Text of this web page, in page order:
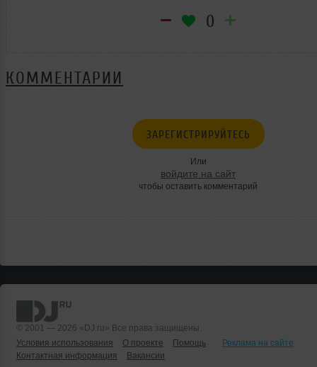
0
КОММЕНТАРИИ
ЗАРЕГИСТРИРУЙТЕСЬ
Или
войдите на сайт
чтобы оставить комментарий
© 2001 — 2026 «DJ.ru» Все права защищены.
Условия использования
О проекте Помощь
Реклама на сайте
Контактная информация
Вакансии